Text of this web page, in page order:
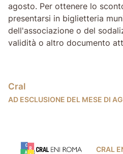
agosto. Per ottenere lo
presentarsi in biglietteria
dell'associazione o del
validità o altro documento
Cral
AD ESCLUSIONE DEL MESE DI
CRAL